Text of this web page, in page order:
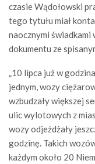
czasie Wądołowski
tego tytułu miał
naocznymi
dokumentu ze
„10 lipca już w
jednym, wozy
wzbudzały większej
ulic wylotowych z
wozy odjeżdżały
godzinę. Takich
każdym około 20